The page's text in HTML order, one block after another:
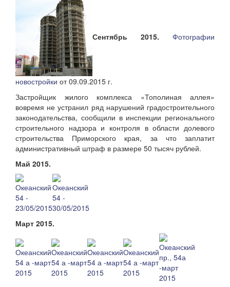
Сентябрь 2015. Фотографии
новостройки от 09.09.2015 г.
Застройщик жилого комплекса «Тополиная аллея»
вовремя не устранил ряд нарушений градостроительного
законодательства, сообщили в инспекции регионального
строительного надзора и контроля в области долевого
строительства Приморского края, за что заплатит
административный штраф в размере 50 тысяч рублей.
Май 2015.
Март 2015.